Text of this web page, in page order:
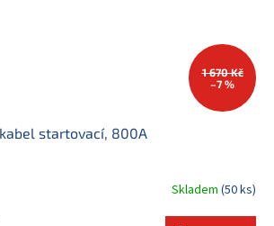
1 670 Kč
–7 %
kabel startovací, 800A
Skladem (50 ks)